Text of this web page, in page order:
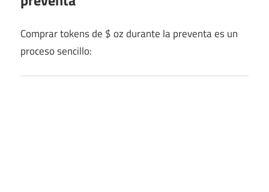
Comprar tokens de $ oz durante la preventa es un
proceso sencillo: